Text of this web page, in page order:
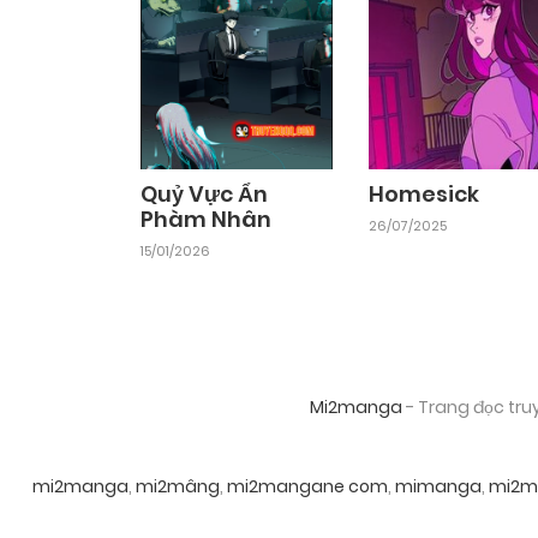
Chapter 3 05/06/2025
Chapter 1 05/06/2025
Quỷ Vực Ẩn
Phàm Nhân
15/01/2026
Homesick
26/07/2025
Mi2manga - Trang đọc
mi2manga, mi2mâng, mi2mangane com, mimanga,